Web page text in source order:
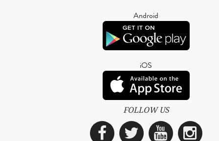
Android
iOS
FOLLOW US
Facebook
Twitter